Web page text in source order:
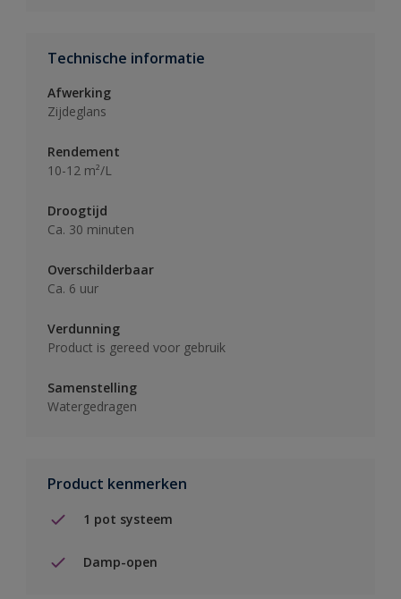
Technische informatie
Afwerking
Zijdeglans
Rendement
10-12 m²/L
Droogtijd
Ca. 30 minuten
Overschilderbaar
Ca. 6 uur
Verdunning
Product is gereed voor gebruik
Samenstelling
Watergedragen
Product kenmerken
1 pot systeem
Damp-open